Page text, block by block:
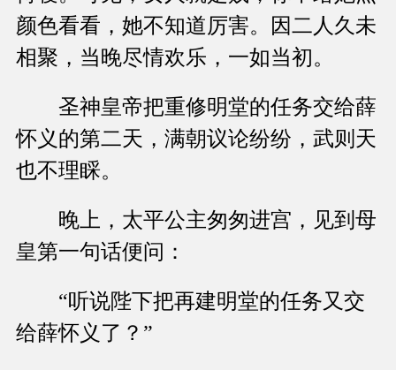
颜色看看，她不知道厉害。因二人久未
相聚，当晚尽情欢乐，一如当初。
圣神皇帝把重修明堂的任务交给薛
怀义的第二天，满朝议论纷纷，武则天
也不理睬。
晚上，太平公主匆匆进宫，见到母
皇第一句话便问：
“听说陛下把再建明堂的任务又交
给薛怀义了？”